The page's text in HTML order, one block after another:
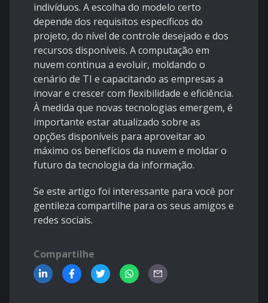
indivíduos. A escolha do modelo certo
depende dos requisitos específicos do
projeto, do nível de controle desejado e dos
recursos disponíveis. A computação em
nuvem continua a evoluir, moldando o
cenário de TI e capacitando as empresas a
inovar e crescer com flexibilidade e eficiência.
À medida que novas tecnologias emergem, é
importante estar atualizado sobre as
opções disponíveis para aproveitar ao
máximo os benefícios da nuvem e moldar o
futuro da tecnologia da informação.
Se este artigo foi interessante para você por
gentileza compartilhe para os seus amigos e
redes sociais.
Compartilhe